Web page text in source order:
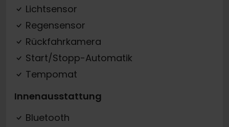
Lichtsensor
Regensensor
Rückfahrkamera
Start/Stopp-Automatik
Tempomat
Innenausstattung
Bluetooth